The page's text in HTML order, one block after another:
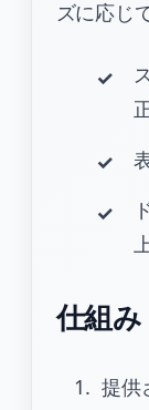
ズに応じ
仕組み
提供